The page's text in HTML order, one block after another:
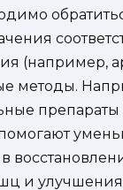
(например,
методы.
и